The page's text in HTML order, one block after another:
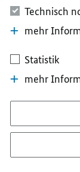
Technisch
mehr
Statistik
mehr